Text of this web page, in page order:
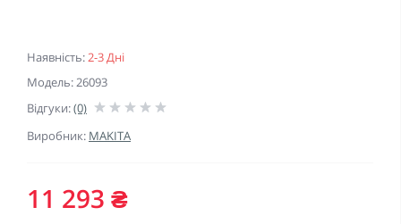
Наявність:2-3 Дні
Модель: 26093
Відгуки:(0)
Виробник: MAKITA
11 293 ₴